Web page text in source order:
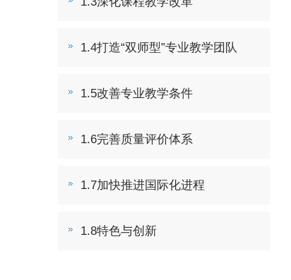
1.4打造“双师型”专业教学团队
1.5改善专业教学条件
1.6完善质量评价体系
1.7加快推进国际化进程
1.8特色与创新